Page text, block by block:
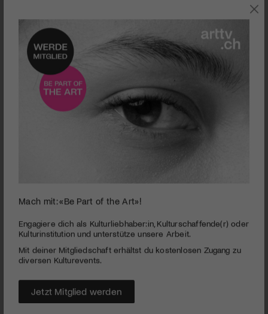
seconds
minutes,
26
seconds
Fumetto | Keyner nit
PUBLIZIERT AM 14. APRIL 2011
Eine ironisch-bissige Satire über die Kette von Gewalt,
Unterdrückung und Krieg im Kapitalismus.
Mach mit: «Be Part of the Art»!
Engagiere dich als Kulturliebhaber:in, Kulturschaffende(r) oder
Kulturinstitution und unterstütze unsere Arbeit.
Mit deiner Mitgliedschaft erhältst du kostenlosen Zugang zu
diversen Kulturevents.
Jetzt Mitglied werden